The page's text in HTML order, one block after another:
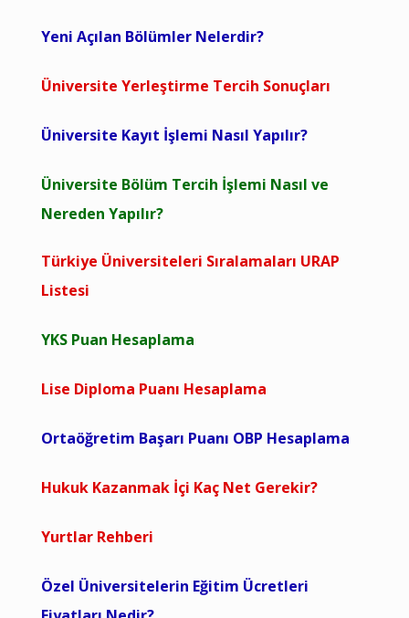
Yeni Açılan Bölümler Nelerdir?
Üniversite Yerleştirme Tercih Sonuçları
Üniversite Kayıt İşlemi Nasıl Yapılır?
Üniversite Bölüm Tercih İşlemi Nasıl ve
Nereden Yapılır?
Türkiye Üniversiteleri Sıralamaları URAP
Listesi
YKS Puan Hesaplama
Lise Diploma Puanı Hesaplama
Ortaöğretim Başarı Puanı OBP Hesaplama
Hukuk Kazanmak İçi Kaç Net Gerekir?
Yurtlar Rehberi
Özel Üniversitelerin Eğitim Ücretleri